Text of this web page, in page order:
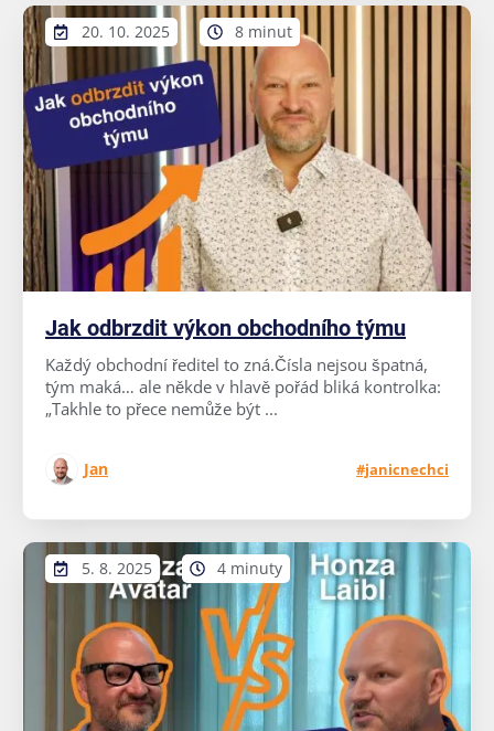
20. 10. 2025 8 minut
Jak odbrzdit výkon obchodního týmu
Každý obchodní ředitel to zná.Čísla nejsou špatná,
tým maká… ale někde v hlavě pořád bliká kontrolka:
„Takhle to přece nemůže být ...
Jan #janicnechci
5. 8. 2025 4 minuty